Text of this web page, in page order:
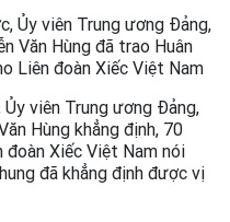
Ủy viên Trung ương Đảng,
Văn Hùng đã trao Huân
Liên đoàn Xiếc Việt Nam
viên Trung ương Đảng,
Hùng khẳng định, 70
Xiếc Việt Nam nói
đã khẳng định được vị